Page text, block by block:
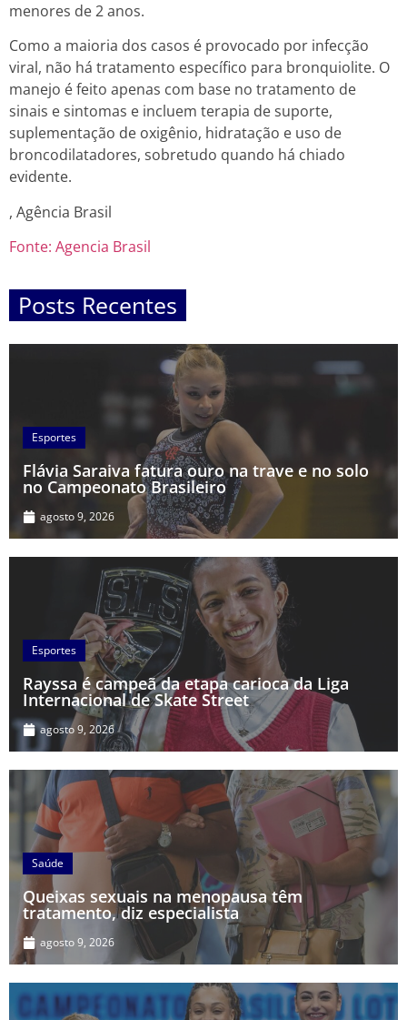
menores de 2 anos.
Como a maioria dos casos é provocado por infecção
viral, não há tratamento específico para bronquiolite. O
manejo é feito apenas com base no tratamento de
sinais e sintomas e incluem terapia de suporte,
suplementação de oxigênio, hidratação e uso de
broncodilatadores, sobretudo quando há chiado
evidente.
, Agência Brasil
Fonte: Agencia Brasil
Posts Recentes
Esportes
Flávia Saraiva fatura ouro na trave e no solo
no Campeonato Brasileiro
agosto 9, 2026
Esportes
Rayssa é campeã da etapa carioca da Liga
Internacional de Skate Street
agosto 9, 2026
Saúde
Queixas sexuais na menopausa têm
tratamento, diz especialista
agosto 9, 2026